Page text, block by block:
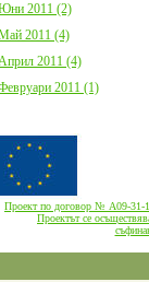
2011 (2)
2011 (4)
Април 2011 (4)
2011 (1)
Проект по договор № А09-
Проектът се